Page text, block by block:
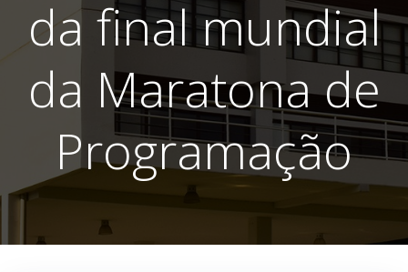
da final mundial
da Maratona de
Programação